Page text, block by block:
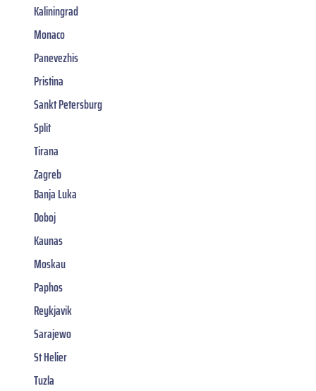
Kaliningrad
Monaco
Panevezhis
Pristina
Sankt Petersburg
Split
Tirana
Zagreb
Banja Luka
Doboj
Kaunas
Moskau
Paphos
Reykjavik
Sarajewo
St Helier
Tuzla